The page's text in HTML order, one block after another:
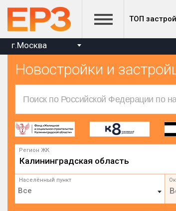
ТОП
г.Москва
Новостройки и
Регион ЖК
Калининградская область
Населённый пункт